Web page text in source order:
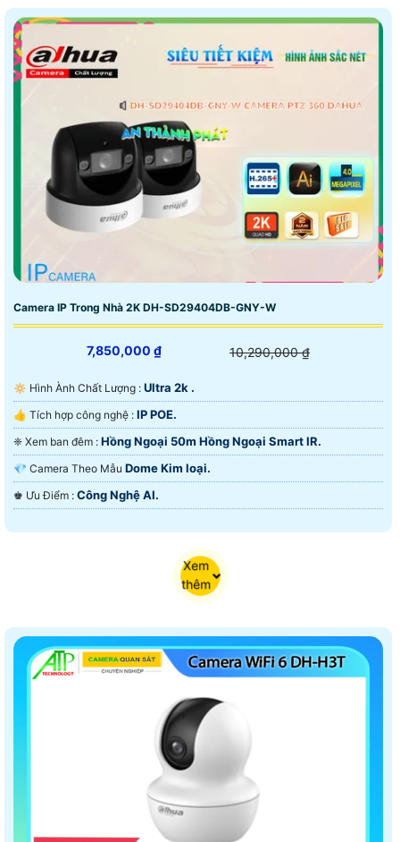
Camera IP Trong Nhà 2K DH-SD29404DB-GNY-W
7,850,000 ₫ 10,290,000 ₫
🔅 Hình Ành Chất Lượng : Ultra 2k .
👍 Tích hợp công nghệ : IP POE.
❈ Xem ban đêm : Hồng Ngoại 50m Hồng Ngoại Smart IR.
💎 Camera Theo Mẫu Dome Kim loại.
️♚ Ưu Điểm : Công Nghệ AI.
Xem
thêm